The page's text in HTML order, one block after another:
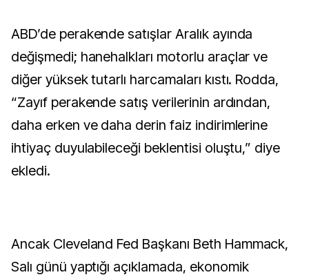
ABD’de perakende satışlar Aralık ayında
değişmedi; hanehalkları motorlu araçlar ve
diğer yüksek tutarlı harcamaları kıstı. Rodda,
“Zayıf perakende satış verilerinin ardından,
daha erken ve daha derin faiz indirimlerine
ihtiyaç duyulabileceği beklentisi oluştu,” diye
ekledi.
Ancak Cleveland Fed Başkanı Beth Hammack,
Salı günü yaptığı açıklamada, ekonomik